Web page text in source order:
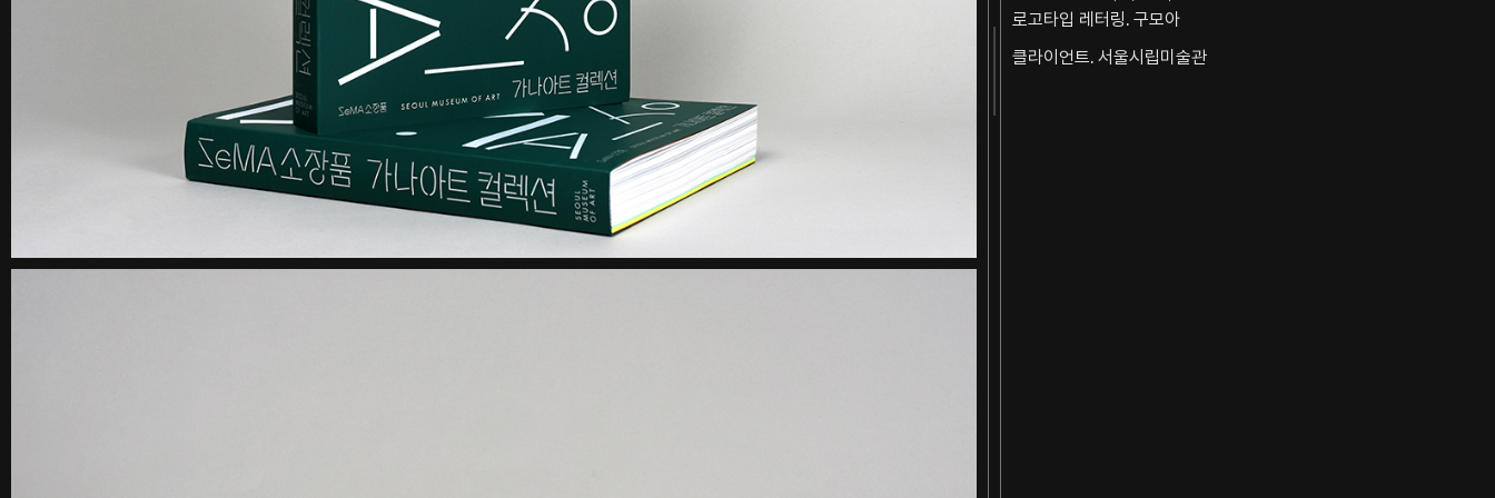
2018
2016
2015
2014
2013
2012
2011
로고타입 레터링. 구모아
클라이언트. 서울시립미술관